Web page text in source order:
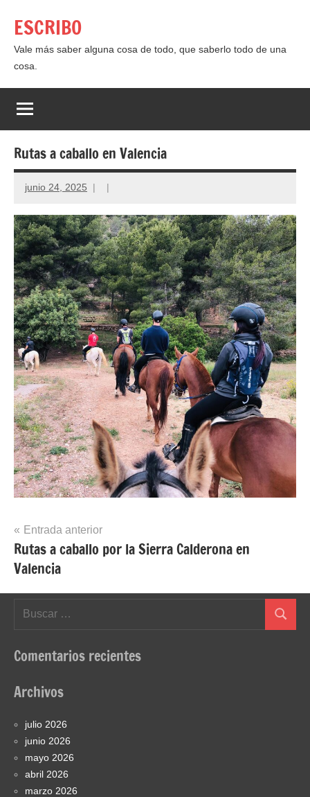
contenido
ESCRIBO
Vale más saber alguna cosa de todo, que saberlo todo de una
cosa.
Rutas a caballo en Valencia
junio 24, 2025
Navegación
de
entradas
Entrada anterior
Rutas a caballo por la Sierra Calderona en
Valencia
Buscar
Comentarios recientes
Archivos
julio 2026
junio 2026
mayo 2026
abril 2026
marzo 2026